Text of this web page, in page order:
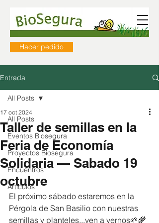
Hacer pedido
Entrada
All Posts
Eventos Biosegura
Proyectos Biosegura
Encuentros
Artículos
All Posts
Taller de semillas en la
Feria de Economía
Solidaria — Sabado 19
octubre
17 oct 2024
El próximo sábado estaremos en la
Pérgola de San Basilio con nuestras
semillas y planteles...ven a vernos🌱🌾